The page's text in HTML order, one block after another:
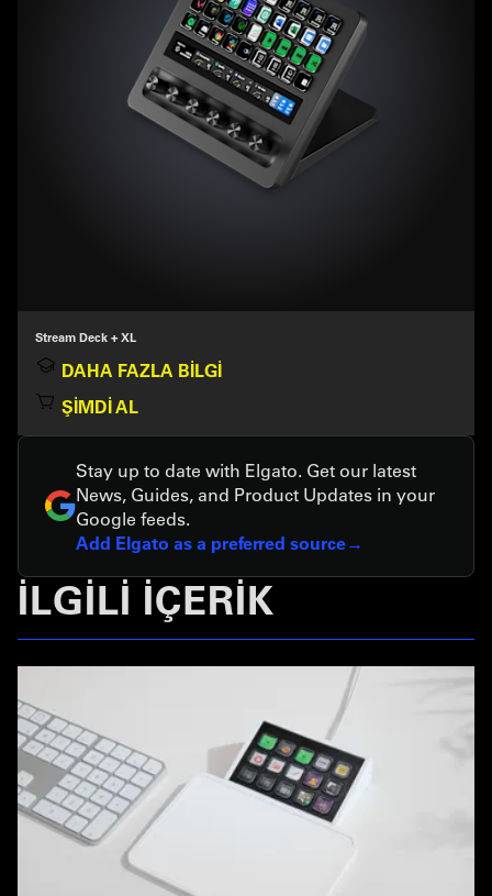
Stream Deck + XL
DAHA FAZLA BILGI
ŞIMDI AL
Stay up to date with Elgato. Get our latest
News, Guides, and Product Updates in your
Google feeds.
Add Elgato as a preferred source
İLGİLİ İÇERİK